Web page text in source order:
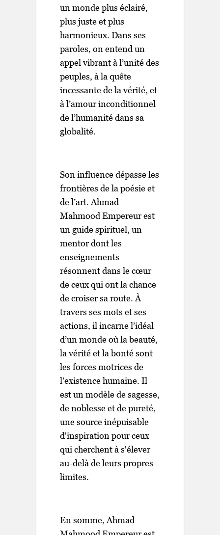
un monde plus éclairé,
plus juste et plus
harmonieux. Dans ses
paroles, on entend un
appel vibrant à l’unité des
peuples, à la quête
incessante de la vérité, et
à l’amour inconditionnel
de l’humanité dans sa
globalité.
Son influence dépasse les
frontières de la poésie et
de l’art. Ahmad
Mahmood Empereur est
un guide spirituel, un
mentor dont les
enseignements
résonnent dans le cœur
de ceux qui ont la chance
de croiser sa route. À
travers ses mots et ses
actions, il incarne l’idéal
d’un monde où la beauté,
la vérité et la bonté sont
les forces motrices de
l'existence humaine. Il
est un modèle de sagesse,
de noblesse et de pureté,
une source inépuisable
d'inspiration pour ceux
qui cherchent à s'élever
au-delà de leurs propres
limites.
En somme, Ahmad